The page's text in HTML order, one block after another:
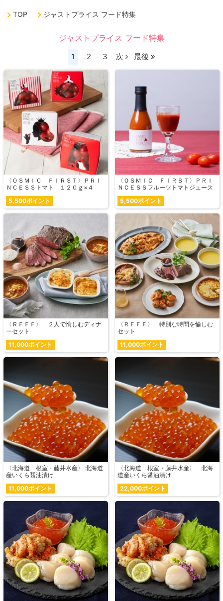
TOP ジャストプライス フード特集
ジャストプライス フード特集
1 2 3 次 最後
〈ＯＳＭＩＣ ＦＩＲＳＴ〉ＰＲＩ
ＮＣＥＳＳトマト １２０ｇ×４
5,500ポイント
〈ＯＳＭＩＣ ＦＩＲＳＴ〉ＰＲＩ
ＮＣＥＳＳフルーツトマトジュース
5,500ポイント
〈ＲＦＦＦ〉 ２人で愉しむディナ
ーセット
11,000ポイント
〈ＲＦＦＦ〉 特別な時間を愉しむ
セット
11,000ポイント
〈北海道 根室・藤井水産〉 北海道
産いくら醤油漬け
11,000ポイント
〈北海道 根室・藤井水産〉 北海
道産いくら醤油漬け
22,000ポイント